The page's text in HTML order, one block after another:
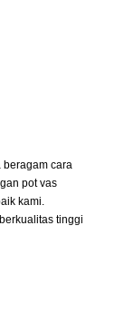
beragam cara
pot vas
kami.
tinggi